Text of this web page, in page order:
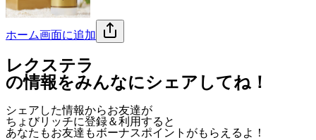
ホーム画面に追加
レクステラ
の情報をみんなにシェアしてね！
シェアした情報からお友達が
ちょびリッチに登録＆利用すると
あなたもお友達もボーナスポイント がもらえるよ！